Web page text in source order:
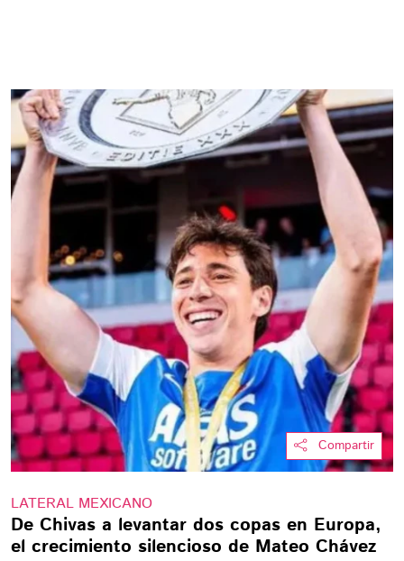
Compartir
LATERAL MEXICANO
De Chivas a levantar dos copas en Europa,
el crecimiento silencioso de Mateo Chávez